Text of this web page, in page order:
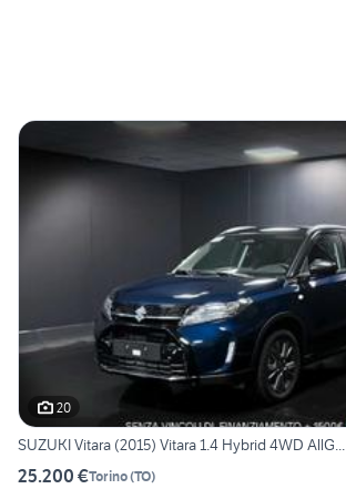
20
SUZUKI Vitara (2015) Vitara 1.4 Hybrid 4WD AllG...
25.200 €Torino(TO)